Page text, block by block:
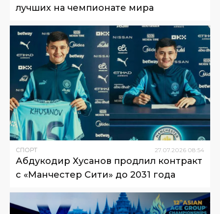
лучших на чемпионате мира
СПОРТ 27.07.2026 08:54
Абдукодир Хусанов продлил контракт
с «Манчестер Сити» до 2031 года